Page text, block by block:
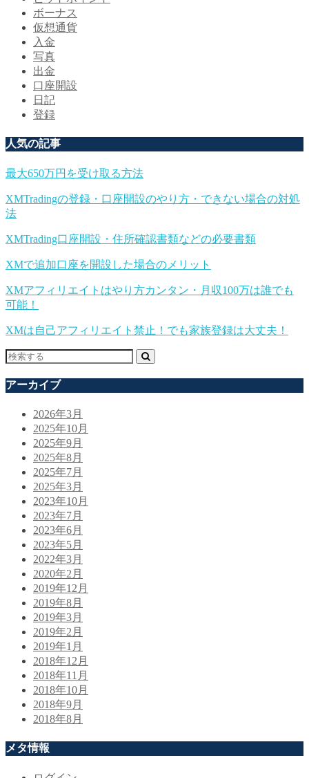
ボーナス
仮想通貨
入金
写真
出金
口座開設
日記
登録
人気の記事
最大650万円を受け取る方法
XMTradingの登録・口座開設のやり方・できない場合の対処
法
XMTrading口座開設・住所確認書類などの必要書類
XMで追加口座を開設した場合のメリット
XMアフィリエイトはやり方カンタン・月収100万は誰でも
可能！
XMは自己アフィリエイト禁止！でも家族登録は大丈夫！
アーカイブ
2026年3月
2025年10月
2025年9月
2025年8月
2025年7月
2025年3月
2023年10月
2023年7月
2023年6月
2023年5月
2022年3月
2020年2月
2019年12月
2019年8月
2019年3月
2019年2月
2019年1月
2018年12月
2018年11月
2018年10月
2018年9月
2018年8月
メタ情報